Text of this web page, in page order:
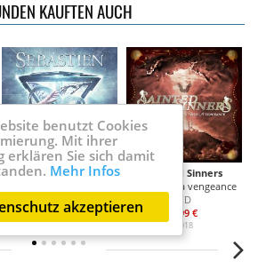
KAUFTEN AUCH
Sebastien
15,99 €
2018
Sainted Sinners
Back with a vengeance
CD
6,99 €
2018
benutzt Cookies
Mit ihrer
erklären Sie sich damit
Mehr Infos
akzeptieren